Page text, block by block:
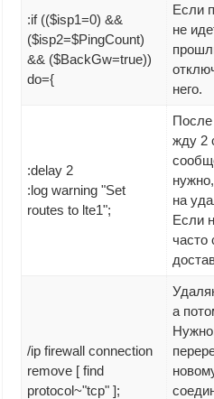
:if (($isp1=0) &&
($isp2=$PingCount)
&& ($BackGw=true))
do={
Если
не
него.
:delay 2
:log warning "Set
routes to lte1";
После
жду 2
на
Если
часто
/ip firewall connection
remove [ find
protocol~"tcp" ];
а